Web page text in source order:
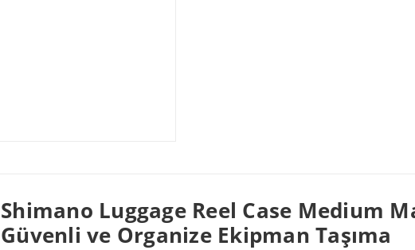
Shimano Luggage Reel Case Medium
Güvenli ve Organize Ekipman Taşıma